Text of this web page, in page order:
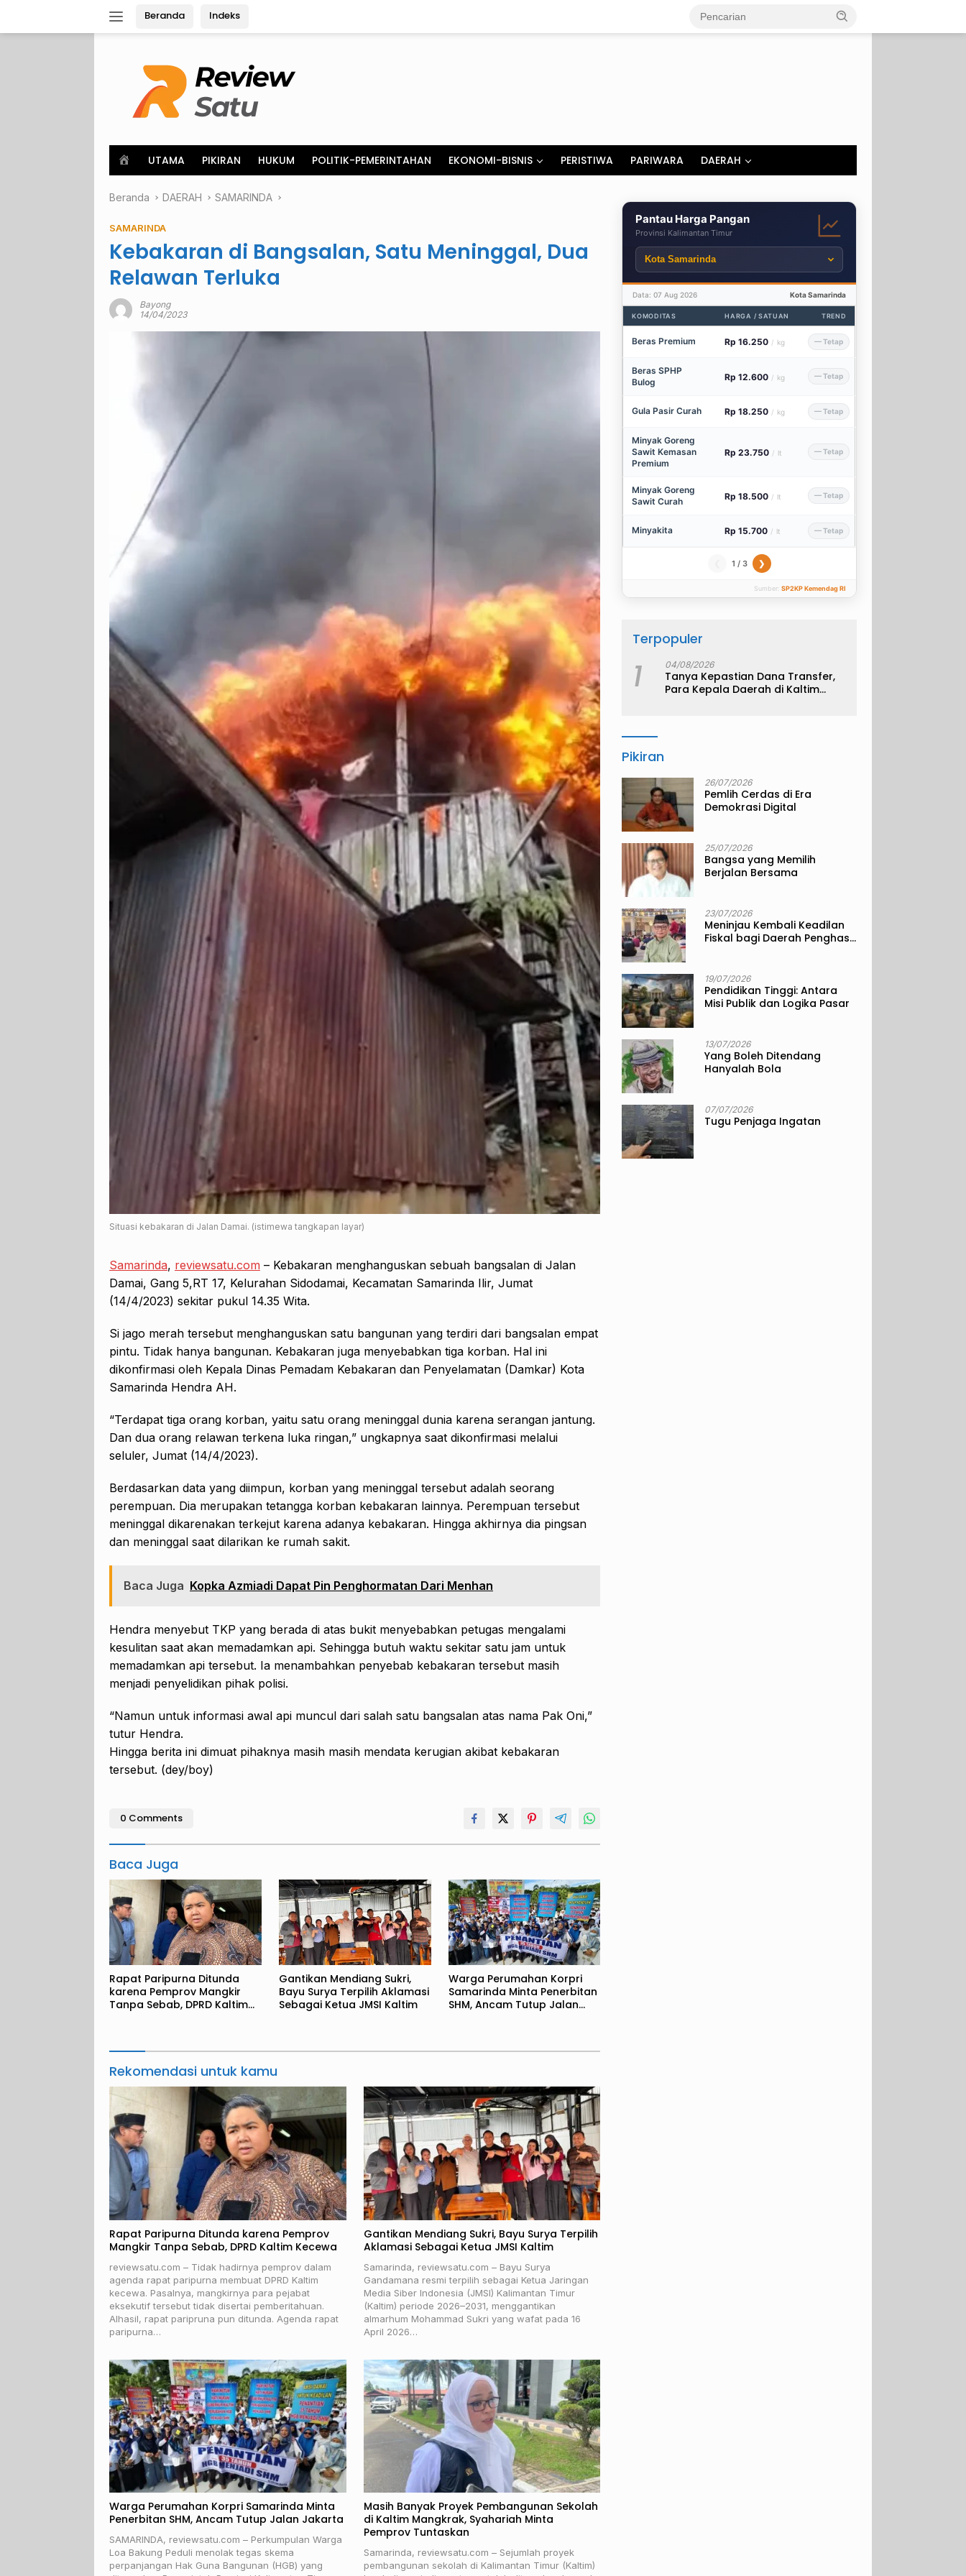
Beranda Indeks
o
e
UTAMA PIKIRAN HUKUM POLITIK-PEMERINTAHAN EKONOMI-BISNIS PERISTIWA PARIWARA DAERAH
Beranda DAERAH SAMARINDA
SAMARINDA
Kebakaran di Bangsalan, Satu Meninggal, Dua
Relawan Terluka
Bayong
14/04/2023
Situasi kebakaran di Jalan Damai. (istimewa tangkapan layar)
Samarinda, reviewsatu.com – Kebakaran menghanguskan sebuah bangsalan di Jalan
Damai, Gang 5,RT 17, Kelurahan Sidodamai, Kecamatan Samarinda Ilir, Jumat
(14/4/2023) sekitar pukul 14.35 Wita.
Si jago merah tersebut menghanguskan satu bangunan yang terdiri dari bangsalan empat
pintu. Tidak hanya bangunan. Kebakaran juga menyebabkan tiga korban. Hal ini
dikonfirmasi oleh Kepala Dinas Pemadam Kebakaran dan Penyelamatan (Damkar) Kota
Samarinda Hendra AH.
“Terdapat tiga orang korban, yaitu satu orang meninggal dunia karena serangan jantung.
Dan dua orang relawan terkena luka ringan,” ungkapnya saat dikonfirmasi melalui
seluler, Jumat (14/4/2023).
Berdasarkan data yang diimpun, korban yang meninggal tersebut adalah seorang
perempuan. Dia merupakan tetangga korban kebakaran lainnya. Perempuan tersebut
meninggal dikarenakan terkejut karena adanya kebakaran. Hingga akhirnya dia pingsan
dan meninggal saat dilarikan ke rumah sakit.
Baca Juga Kopka Azmiadi Dapat Pin Penghormatan Dari Menhan
Hendra menyebut TKP yang berada di atas bukit menyebabkan petugas mengalami
kesulitan saat akan memadamkan api. Sehingga butuh waktu sekitar satu jam untuk
memadamkan api tersebut. Ia menambahkan penyebab kebakaran tersebut masih
menjadi penyelidikan pihak polisi.
“Namun untuk informasi awal api muncul dari salah satu bangsalan atas nama Pak Oni,”
tutur Hendra.
Hingga berita ini dimuat pihaknya masih masih mendata kerugian akibat kebakaran
tersebut. (dey/boy)
0 Comments
Baca Juga
Rapat Paripurna Ditunda
karena Pemprov Mangkir
Tanpa Sebab, DPRD Kaltim
Gantikan Mendiang Sukri,
Bayu Surya Terpilih Aklamasi
Sebagai Ketua JMSI Kaltim
Warga Perumahan Korpri
Samarinda Minta Penerbitan
SHM, Ancam Tutup Jalan
Rekomendasi untuk kamu
Rapat Paripurna Ditunda karena Pemprov
Mangkir Tanpa Sebab, DPRD Kaltim Kecewa
reviewsatu.com – Tidak hadirnya pemprov dalam
agenda rapat paripurna membuat DPRD Kaltim
kecewa. Pasalnya, mangkirnya para pejabat
eksekutif tersebut tidak disertai pemberitahuan.
Alhasil, rapat paripruna pun ditunda. Agenda rapat
paripurna…
Gantikan Mendiang Sukri, Bayu Surya Terpilih
Aklamasi Sebagai Ketua JMSI Kaltim
Samarinda, reviewsatu.com – Bayu Surya
Gandamana resmi terpilih sebagai Ketua Jaringan
Media Siber Indonesia (JMSI) Kalimantan Timur
(Kaltim) periode 2026–2031, menggantikan
almarhum Mohammad Sukri yang wafat pada 16
April 2026…
Warga Perumahan Korpri Samarinda Minta
Penerbitan SHM, Ancam Tutup Jalan Jakarta
SAMARINDA, reviewsatu.com – Perkumpulan Warga
Loa Bakung Peduli menolak tegas skema
perpanjangan Hak Guna Bangunan (HGB) yang
Masih Banyak Proyek Pembangunan Sekolah
di Kaltim Mangkrak, Syahariah Minta
Pemprov Tuntaskan
Samarinda, reviewsatu.com – Sejumlah proyek
pembangunan sekolah di Kalimantan Timur (Kaltim)
Pantau Harga Pangan
Provinsi Kalimantan Timur
Data: 07 Aug 2026 Kota Samarinda
KOMODITAS HARGA / SATUAN TREND
Beras Premium Rp 16.250 / kg — Tetap
Beras SPHP
Bulog
Rp 12.600 / kg — Tetap
Gula Pasir Curah Rp 18.250 / kg — Tetap
Minyak Goreng
Sawit Kemasan
Premium
Rp 23.750 / lt — Tetap
Minyak Goreng
Sawit Curah
Rp 18.500 / lt — Tetap
Minyakita Rp 15.700 / lt — Tetap
1 / 3 ❯
Sumber: SP2KP Kemendag RI
Terpopuler
1 04/08/2026
Tanya Kepastian Dana Transfer,
Para Kepala Daerah di Kaltim
Pikiran
26/07/2026
Pemlih Cerdas di Era
Demokrasi Digital
25/07/2026
Bangsa yang Memilih
Berjalan Bersama
23/07/2026
Meninjau Kembali Keadilan
Fiskal bagi Daerah Penghasil
19/07/2026
Pendidikan Tinggi: Antara
Misi Publik dan Logika Pasar
13/07/2026
Yang Boleh Ditendang
Hanyalah Bola
07/07/2026
Tugu Penjaga Ingatan